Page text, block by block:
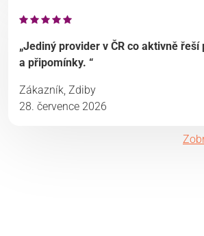
„Jediný provider v ČR co aktivně
a připomínky. “
Zákazník, Zdiby
28. července 2026